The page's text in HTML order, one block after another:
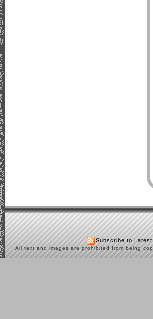
Subscribe to Latest
All text and images are prohibited from being